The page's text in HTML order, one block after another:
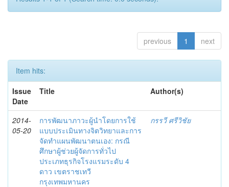
previous 1 next
Item hits:
Issue
Date
Title Author(s)
2014-
05-20
การพัฒนาภาวะผู้นำโดยการใช้
แบบประเมินทางจิตวิทยาและการ
จัดทำแผนพัฒนาตนเอง: กรณี
ศึกษาผู้ช่วยผู้จัดการทั่วไป
ประเภทธุรกิจโรงแรมระดับ 4
ดาว เขตราชเทวี
กรุงเทพมหานคร
กรรวี ศรีวิชัย